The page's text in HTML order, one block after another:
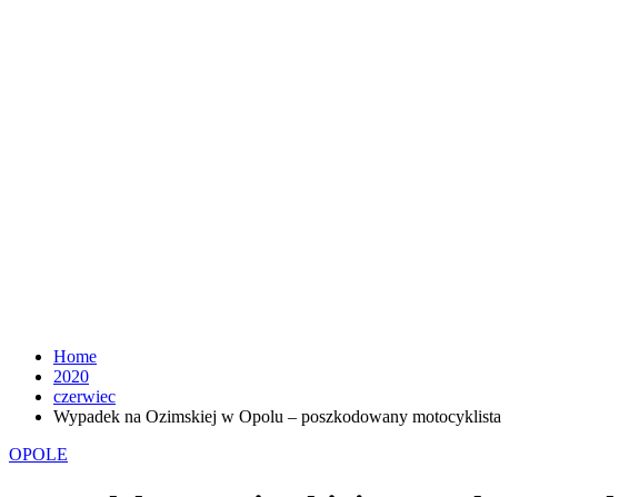
Home
2020
czerwiec
Wypadek na Ozimskiej w Opolu – poszkodowany motocyklista
OPOLE